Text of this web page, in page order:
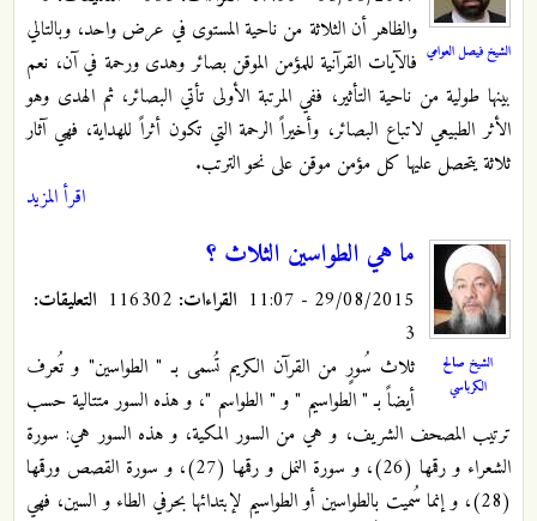
الشيخ فيصل العوامي
والظاهر أن الثلاثة من ناحية المستوى في عرض واحد، وبالتالي
فالآيات القرآنية للمؤمن الموقن بصائر وهدى ورحمة في آن، نعم
بينها طولية من ناحية التأثير، ففي المرتبة الأولى تأتي البصائر، ثم الهدى وهو
الأثر الطبيعي لاتباع البصائر، وأخيراً الرحمة التي تكون أثراً للهداية، فهي آثار
ثلاثة يتحصل عليها كل مؤمن موقن على نحو الترتب.
اقرأ المزيد
الشيخ صالح
الكرباسي
ما هي الطواسين الثلاث ؟
29/08/2015 - 11:07 القراءات:
التعليقات:
3
ثلاث سُورٍ من القرآن الكريم تُسمى بـ " الطواسين" و تُعرف
أيضاً بـ " الطواسيم " و " الطواسم "، و هذه السور متتالية حسب
ترتيب المصحف الشريف، و هي من السور المكية، و هذه السور هي: سورة
الشعراء و رقمها (26)، و سورة النمل و رقمها (27)، و سورة القصص ورقمها
(28)، و إنما سُميت بالطواسين أو الطواسيم لإبتدائها بحرفي الطاء و السين، فهي